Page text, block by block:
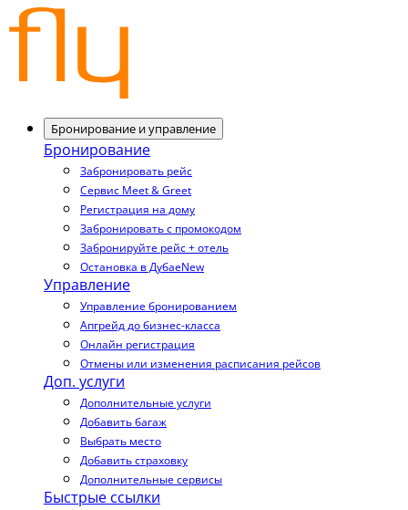
Бронирование и управление
Бронирование
Забронировать рейс
Сервис Meet & Greet
Регистрация на дому
Забронировать с промокодом
Забронируйте рейс + отель
Остановка в ДубаеNew
Управление
Управление бронированием
Апгрейд до бизнес-класса
Онлайн регистрация
Отмены или изменения расписания рейсов
Доп. услуги
Дополнительные услуги
Добавить багаж
Выбрать место
Добавить страховку
Дополнительные сервисы
Быстрые ссылки